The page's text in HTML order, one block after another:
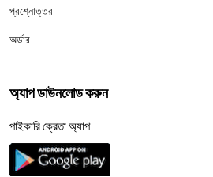
প্রশ্নোত্তর
অর্ডার
অ্যাপ ডাউনলোড করুন
পাইকারি ক্রেতা অ্যাপ